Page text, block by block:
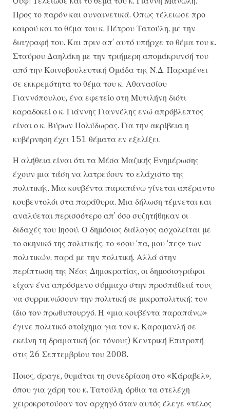
Προς το παρόν και συναινετικά. Οπως τέλειωσε προ
καιρού και το θέμα του κ. Πέτρου Τατούλη, με την
διαγραφή του. Και πριν απ’ αυτό υπήρχε το θέμα του κ.
Σταύρου Δαηλάκη με την τριήμερη απομάκρυνσή του
από την Κοινοβουλευτική Ομάδα της Ν.Δ. Παραμένει
σε εκκρεμότητα το θέμα του κ. Αθανασίου
Γιαννόπουλου, ένα εφετείο στη Μυτιλήνη διότι
καραδοκεί ο κ. Γιάννης Γιαννέλης ενώ απρόβλεπτος
είναι ο κ. Βύρων Πολύδωρας. Για την ακρίβεια η
κυβέρνηση έχει 151 θέματα εν εξελίξει.
Η αλήθεια είναι ότι τα Μέσα Μαζικής Ενημέρωσης
έχουν μια τάση να λατρεύουν το ελάχιστο της
πολιτικής. Μια κουβέντα παραπάνω γίνεται απέραντο
κουβεντολόι στα παράθυρα. Μια δήλωση τέμνεται και
αναλύεται περισσότερο απ’ όσο συζητήθηκαν οι
διδαχές του Ιησού. Ο δημόσιος διάλογος ασχολείται με
το σκηνικό της πολιτικής, το «σου ‘πα, μου ‘πες» των
πολιτικών, παρά με την πολιτική. Αλλά στην
περίπτωση της Νέας Δημοκρατίας, οι δημοσιογράφοι
είχαν ένα απρόσμενο σύμμαχο στην προσπάθειά τους
να συρρικνώσουν την πολιτική σε μικροπολιτική: τον
ίδιο τον πρωθυπουργό. Η «μια κουβέντα παραπάνω»
έγινε πολιτικό στοίχημα για τον κ. Καραμανλή σε
εκείνη τη δραματική (σε τόνους) Κεντρική Επιτροπή
στις 26 Σεπτεμβρίου του 2008.
Ποιος, άραγε, θυμάται τη συνεδρίαση στο «Κάραβελ»,
όπου για χάρη του κ. Τατούλη, όρθια τα στελέχη
χειροκροτούσαν τον αρχηγό όταν αυτός έλεγε «τέλος